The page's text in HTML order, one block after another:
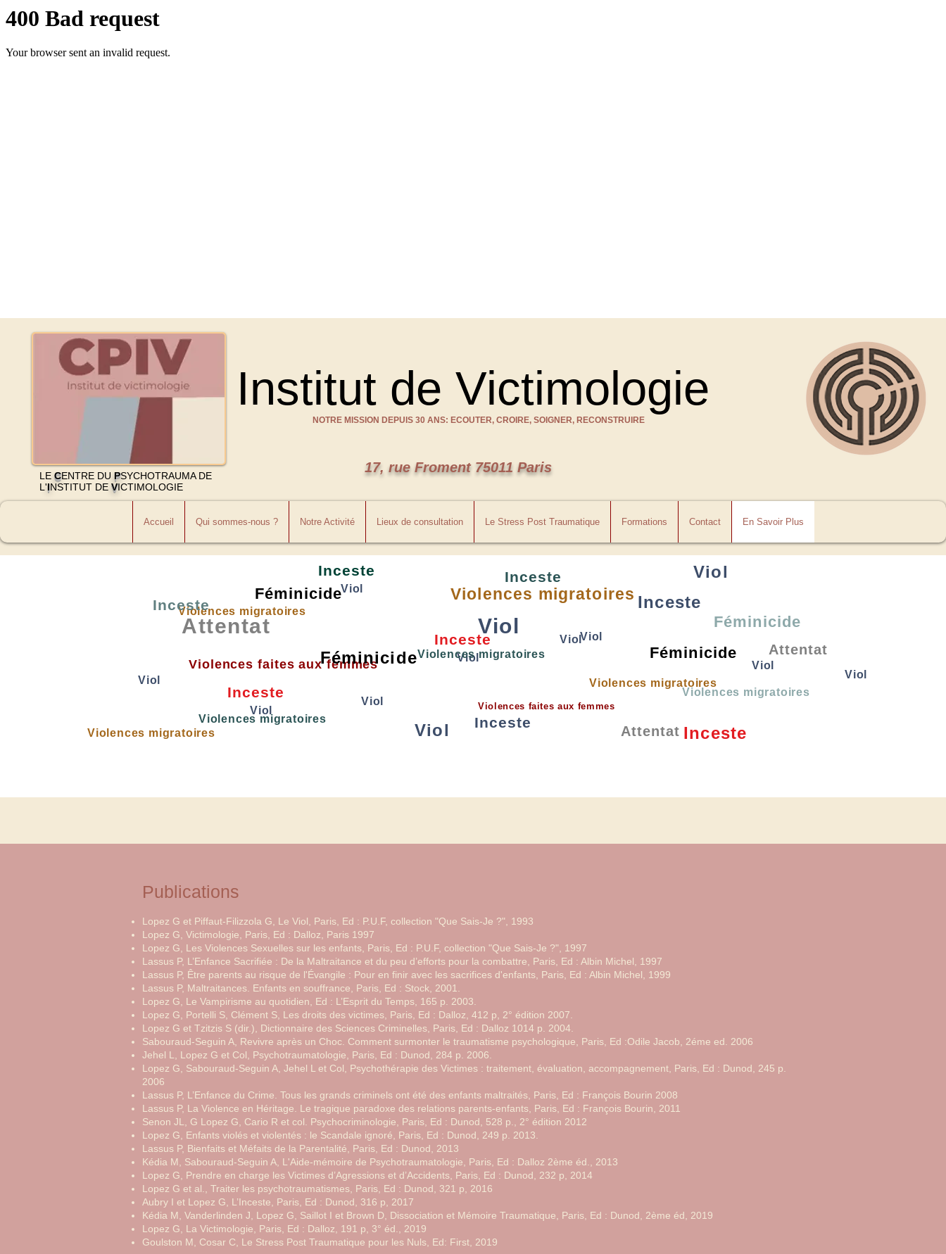
Institut de Victimologie
LE CENTRE DU PSYCHOTRAUMA DE
L'INSTITUT DE VICTIMOLOGIE
NOTRE MISSION DEPUIS 30 ANS: ECOUTER, CROIRE, SOIGNER, RECONSTRUIRE
17, rue Froment 75011 Paris
Accueil Qui sommes-nous ? Notre Activité Lieux de consultation Le Stress Post Traumatique Formations Contact En Savoir Plus
Féminicide
Attentat
Inceste
Viol
Violences migratoires
Inceste
Viol
Inceste
Féminicide
Viol
Violences migratoires
Féminicide
Violences faites aux femmes
Violences faites aux femmes
Inceste
Inceste
Viol
Inceste
Viol
Attentat
Viol
Violences migratoires
Viol
Violences migratoires
Viol
Inceste
Attentat
Viol
Violences migratoires
Inceste
Viol
Violences migratoires
Viol
Viol
Violences migratoires
Féminicide
Publications
Lopez G et Piffaut-Filizzola G, Le Viol, Paris, Ed : P.U.F, collection "Que Sais-Je ?", 1993
Lopez G, Victimologie, Paris, Ed : Dalloz, Paris 1997
Lopez G, Les Violences Sexuelles sur les enfants, Paris, Ed : P.U.F, collection "Que Sais-Je ?", 1997
Lassus P, L’Enfance Sacrifiée : De la Maltraitance et du peu d’efforts pour la combattre, Paris, Ed : Albin Michel, 1997
Lassus P, Être parents au risque de l'Évangile : Pour en finir avec les sacrifices d'enfants, Paris, Ed : Albin Michel, 1999
Lassus P, Maltraitances. Enfants en souffrance, Paris, Ed : Stock, 2001.
Lopez G, Le Vampirisme au quotidien, Ed : L’Esprit du Temps, 165 p. 2003.
Lopez G, Portelli S, Clément S, Les droits des victimes, Paris, Ed : Dalloz, 412 p, 2° édition 2007.
Lopez G et Tzitzis S (dir.), Dictionnaire des Sciences Criminelles, Paris, Ed : Dalloz 1014 p. 2004.
Sabouraud-Seguin A, Revivre après un Choc. Comment surmonter le traumatisme psychologique, Paris, Ed :Odile Jacob, 2éme ed. 2006
Jehel L, Lopez G et Col, Psychotraumatologie, Paris, Ed : Dunod, 284 p. 2006.
Lopez G, Sabouraud-Seguin A, Jehel L et Col, Psychothérapie des Victimes : traitement, évaluation, accompagnement, Paris, Ed : Dunod, 245 p.
2006
Lassus P, L’Enfance du Crime. Tous les grands criminels ont été des enfants maltraités, Paris, Ed : François Bourin 2008
Lassus P, La Violence en Héritage. Le tragique paradoxe des relations parents-enfants, Paris, Ed : François Bourin, 2011
Senon JL, G Lopez G, Cario R et col. Psychocriminologie, Paris, Ed : Dunod, 528 p., 2° édition 2012
Lopez G, Enfants violés et violentés : le Scandale ignoré, Paris, Ed : Dunod, 249 p. 2013.
Lassus P, Bienfaits et Méfaits de la Parentalité, Paris, Ed : Dunod, 2013
Kédia M, Sabouraud-Seguin A, L'Aide-mémoire de Psychotraumatologie, Paris, Ed : Dalloz 2ème éd., 2013
Lopez G, Prendre en charge les Victimes d’Agressions et d’Accidents, Paris, Ed : Dunod, 232 p, 2014
Lopez G et al., Traiter les psychotraumatismes, Paris, Ed : Dunod, 321 p, 2016
Aubry I et Lopez G, L’Inceste, Paris, Ed : Dunod, 316 p, 2017
Kédia M, Vanderlinden J, Lopez G, Saillot I et Brown D, Dissociation et Mémoire Traumatique, Paris, Ed : Dunod, 2ème éd, 2019
Lopez G, La Victimologie, Paris, Ed : Dalloz, 191 p, 3° éd., 2019
Goulston M, Cosar C, Le Stress Post Traumatique pour les Nuls, Ed: First, 2019